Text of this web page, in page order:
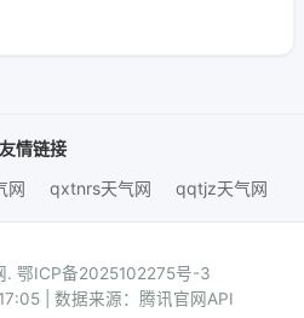
友情链接
网 qxtnrs天气网 qqtjz天气网
. 鄂ICP备2025102275号-3
| 数据来源：腾讯官网API